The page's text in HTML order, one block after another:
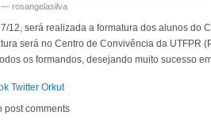
— rosangelasilva
12, será realizada a formatura dos alunos do
será no Centro de Convivência da UTFPR
os formandos, desejando muito sucesso
Twitter Orkut
dos alunos do Curso Superior de
post comments